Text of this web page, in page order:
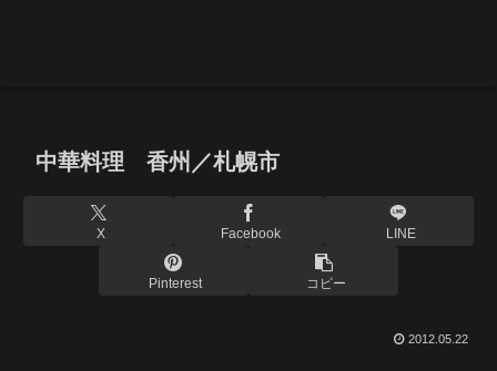
中華料理 香州／札幌市
X Facebook LINE
Pinterest コピー
2012.05.22